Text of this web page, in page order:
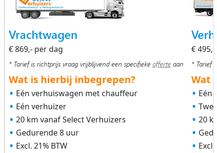
Vrachtwagen
€ 869,- per dag
* Tarief is richtprijs vraag vrijblijvend een specifieke offerteaan
Wat is hierbij inbegrepen?
Eén verhuiswagen met chauffeur
Eén verhuizer
20 km vanaf Select Verhuizers
Gedurende 8 uur
Excl. 21% BTW
€
* Tarief
Wat
Eén
20
Excl.